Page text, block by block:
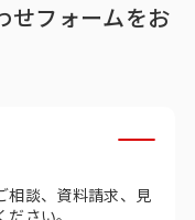
せフォームをお
相談、資料請求、見
さい。